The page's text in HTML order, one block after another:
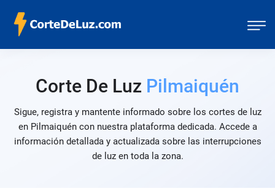
Corte De Luz Pilmaiquén
Sigue, registra y mantente informado sobre los cortes de luz
en Pilmaiquén con nuestra plataforma dedicada. Accede a
información detallada y actualizada sobre las interrupciones
de luz en toda la zona.